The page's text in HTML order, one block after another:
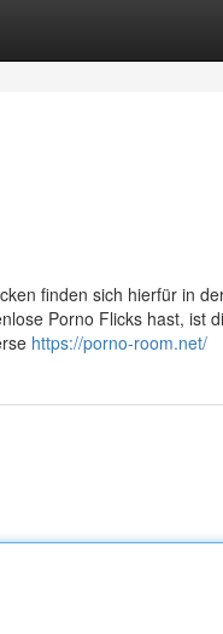
finden sich hierfür in
Porno Flicks hast, ist
https://porno-room.net/